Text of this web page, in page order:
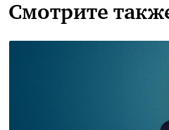
Смотрите